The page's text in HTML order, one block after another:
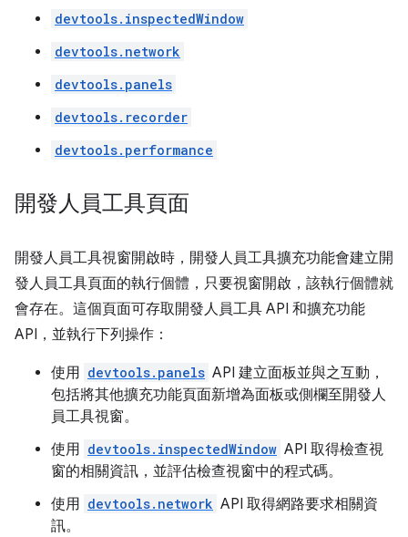
devtools.inspectedWindow
devtools.network
devtools.panels
devtools.recorder
devtools.performance
開發人員工具頁面
開發人員工具視窗開啟時，開發人員工具擴充功能會建立開
發人員工具頁面的執行個體，只要視窗開啟，該執行個體就
會存在。這個頁面可存取開發人員工具 API 和擴充功能
API，並執行下列操作：
使用 devtools.panels API 建立面板並與之互動，
包括將其他擴充功能頁面新增為面板或側欄至開發人
員工具視窗。
使用 devtools.inspectedWindow API 取得檢查視
窗的相關資訊，並評估檢查視窗中的程式碼。
使用 devtools.network API 取得網路要求相關資
訊。